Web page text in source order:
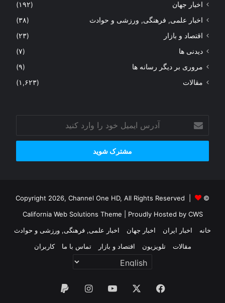
اخبار جهان
(۱۹۲)
اخبار علمی, فرهنگی, ورزشی و حوادث
(۳۸)
اقتصاد و بازار
(۲۳)
دیدنی ها
(۷)
مروری بر دیگر رسانه ها
(۹)
مقالات
(۱,۶۲۳)
ایمیل
خود
وارد
© Copyright 2026, Channel One HD, All Rights Reserved |
California Web Solutions Theme | Proudly Hosted by CWS
خانه
اخبار ایران اخبار جهان
اخبار علمی, فرهنگی, ورزشی و حوادث
مقالات
تلویزیون اقتصاد و بازار تماس با ما کاربران
فیس یوتیوباینستاگرامپی‌پال